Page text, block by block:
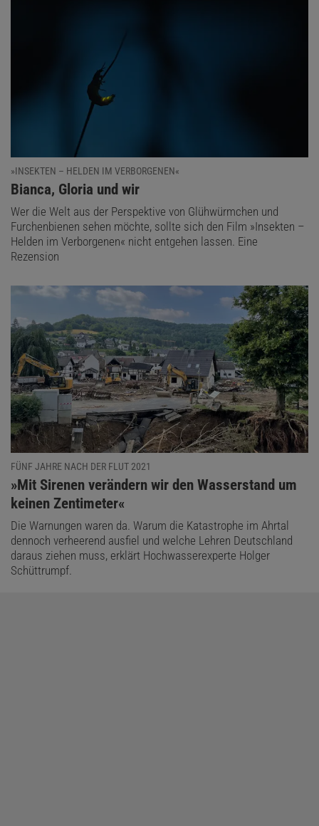
»INSEKTEN – HELDEN IM VERBORGENEN«
:
Bianca, Gloria und wir
Wer die Welt aus der Perspektive von Glühwürmchen und
Furchenbienen sehen möchte, sollte sich den Film »Insekten –
Helden im Verborgenen« nicht entgehen lassen. Eine
Rezension
FÜNF JAHRE NACH DER FLUT 2021
:
»Mit Sirenen verändern wir den Wasserstand um
keinen Zentimeter«
Die Warnungen waren da. Warum die Katastrophe im Ahrtal
dennoch verheerend ausfiel und welche Lehren Deutschland
daraus ziehen muss, erklärt Hochwasserexperte Holger
Schüttrumpf.